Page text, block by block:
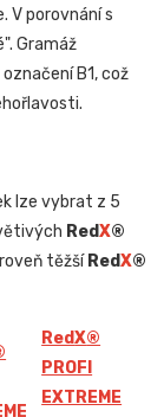
V porovnání s
Gramáž
B1, což
lze vybrat z 5
RedX®
těžší RedX®
RedX®
PROFI
EXTREME